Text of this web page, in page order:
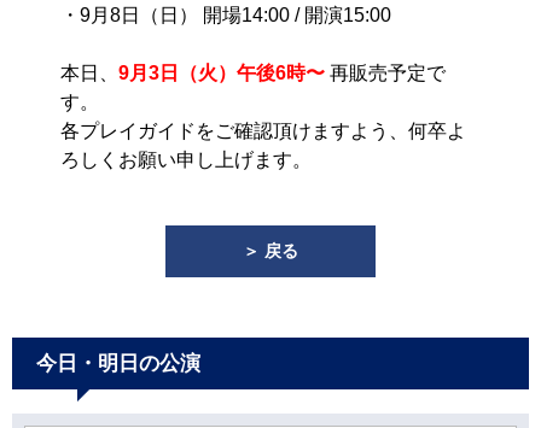
・9月8日（日） 開場14:00 / 開演15:00
本日、 9月3日（火）午後6時〜 再販売予定で
す。
各プレイガイドをご確認頂けますよう、何卒よ
ろしくお願い申し上げます。
＞ 戻る
今日・明日の公演